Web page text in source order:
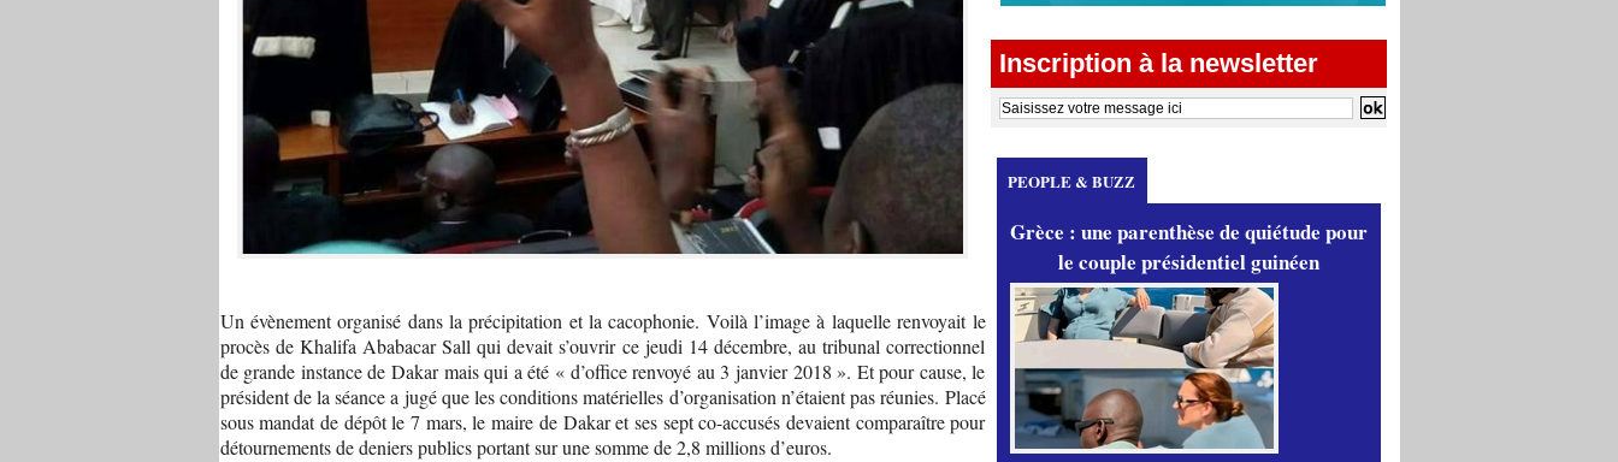
Un évènement organisé dans la précipitation et la cacophonie. Voilà l’image à laquelle renvoyait le
procès de Khalifa Ababacar Sall qui devait s’ouvrir ce jeudi 14 décembre, au tribunal correctionnel
de grande instance de Dakar mais qui a été « d’office renvoyé au 3 janvier 2018 ». Et pour cause, le
président de la séance a jugé que les conditions matérielles d’organisation n’étaient pas réunies. Placé
sous mandat de dépôt le 7 mars, le maire de Dakar et ses sept co-accusés devaient comparaître pour
détournements de deniers publics portant sur une somme de 2,8 millions d’euros.
Inscription à la newsletter
PEOPLE & BUZZ
Grèce : une parenthèse de quiétude pour
le couple présidentiel guinéen